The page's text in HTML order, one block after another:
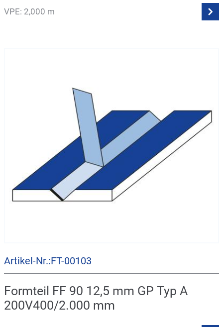
VPE: 2,000 m
Artikel-Nr.:FT-00103
Formteil FF 90 12,5 mm GP Typ A
200V400/2.000 mm